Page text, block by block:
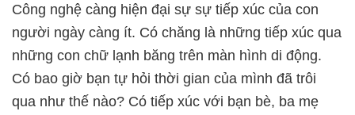
Công nghệ càng hiện đại sự sự tiếp xúc của con
người ngày càng ít. Có chăng là những tiếp xúc qua
những con chữ lạnh băng trên màn hình di động.
Có bao giờ bạn tự hỏi thời gian của mình đã trôi
qua như thế nào? Có tiếp xúc với bạn bè, ba mẹ